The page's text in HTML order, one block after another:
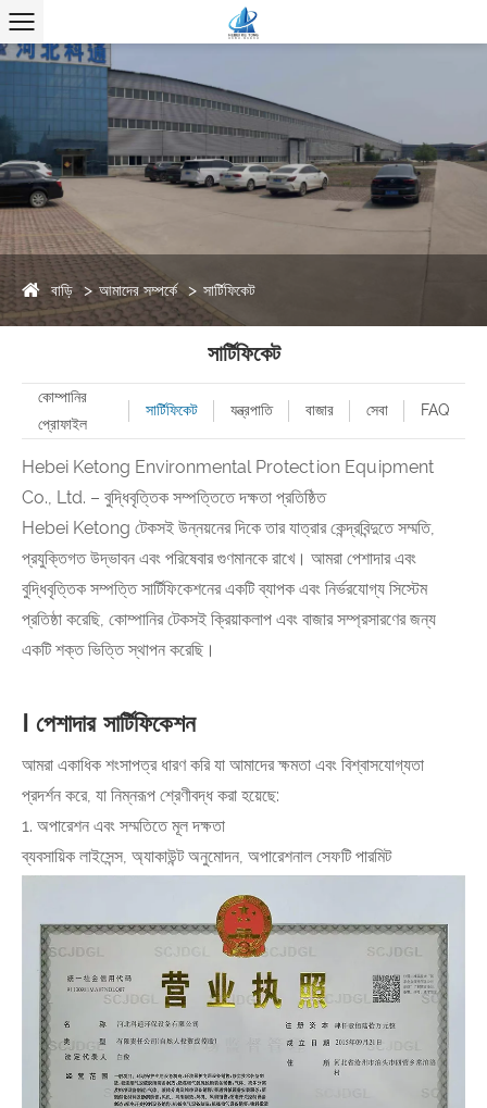
বাড়ি আমাদের সম্পর্কে সার্টিফিকেট
সার্টিফিকেট
কোম্পানির
প্রোফাইল
সার্টিফিকেট যন্ত্রপাতি বাজার সেবা FAQ
Hebei Ketong Environmental Protection Equipment
Co., Ltd. – বুদ্ধিবৃত্তিক সম্পত্তিতে দক্ষতা প্রতিষ্ঠিত
Hebei Ketong টেকসই উন্নয়নের দিকে তার যাত্রার কেন্দ্রবিন্দুতে সম্মতি,
প্রযুক্তিগত উদ্ভাবন এবং পরিষেবার গুণমানকে রাখে। আমরা পেশাদার এবং
বুদ্ধিবৃত্তিক সম্পত্তি সার্টিফিকেশনের একটি ব্যাপক এবং নির্ভরযোগ্য সিস্টেম
প্রতিষ্ঠা করেছি, কোম্পানির টেকসই ক্রিয়াকলাপ এবং বাজার সম্প্রসারণের জন্য
একটি শক্ত ভিত্তি স্থাপন করেছি।
Ⅰ পেশাদার সার্টিফিকেশন
আমরা একাধিক শংসাপত্র ধারণ করি যা আমাদের ক্ষমতা এবং বিশ্বাসযোগ্যতা
প্রদর্শন করে, যা নিম্নরূপ শ্রেণীবদ্ধ করা হয়েছে:
1. অপারেশন এবং সম্মতিতে মূল দক্ষতা
ব্যবসায়িক লাইসেন্স, অ্যাকাউন্ট অনুমোদন, অপারেশনাল সেফটি পারমিট